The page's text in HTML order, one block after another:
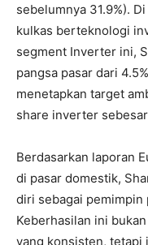
sebelumnya 31.9%).
kulkas berteknologi
segment Inverter ini,
pangsa pasar dari
menetapkan target
share inverter
Berdasarkan laporan
di pasar domestik,
diri sebagai pemimpin
Keberhasilan ini
yang konsisten, tetapi